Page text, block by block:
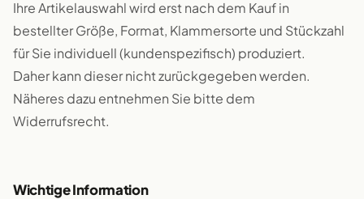
Ihre Artikelauswahl wird erst nach dem Kauf in
bestellter Größe, Format, Klammersorte und Stückzahl
für Sie individuell (kundenspezifisch) produziert.
Daher kann dieser nicht zurückgegeben werden.
Näheres dazu entnehmen Sie bitte dem
Widerrufsrecht.
Wichtige Information